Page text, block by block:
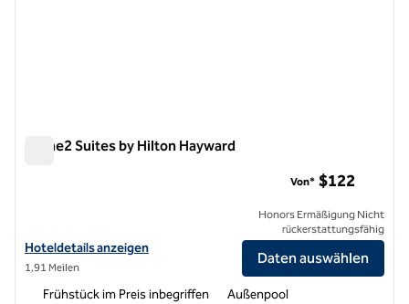
Home2 Suites by Hilton Hayward
Hoteldetails für Home2 Suites by Hilton Hayward anzeigen
Hoteldetails anzeigen
1,91 Meilen
Von* $122
Honors Ermäßigung Nicht
rückerstattungsfähig
Daten auswählen
Frühstück im Preis inbegriffen Außenpool